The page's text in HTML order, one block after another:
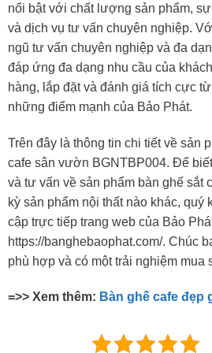
nổi bật với chất lượng sản phẩm,
và dịch vụ tư vấn chuyên nghiệp.
ngũ tư vấn chuyên nghiệp và đa
đáp ứng đa dạng nhu cầu của
hàng, lắp đặt và đánh giá tích cực
những điểm mạnh của Bảo Phát.
Trên đây là thông tin chi tiết về sản
cafe sân vườn BGNTBP004. Để
và tư vấn về sản phẩm bàn ghế sắt
kỳ sản phẩm nội thất nào khác, quý
cập trực tiếp trang web của Bảo
https://banghebaophat.com/. Chúc
phù hợp và có một trải nghiệm mua
=>> Xem thêm: Bàn ghế cafe đẹp